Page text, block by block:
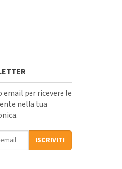
per ricevere le
nella tua
ISCRIVITI